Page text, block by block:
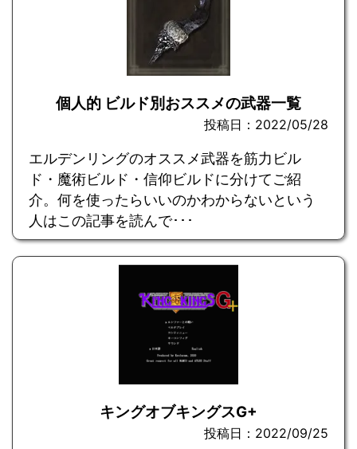
個人的 ビルド別おススメの武器一覧
投稿日：2022/05/28
エルデンリングのオススメ武器を筋力ビル
ド・魔術ビルド・信仰ビルドに分けてご紹
介。何を使ったらいいのかわからないという
人はこの記事を読んで･･･
キングオブキングスG+
投稿日：2022/09/25